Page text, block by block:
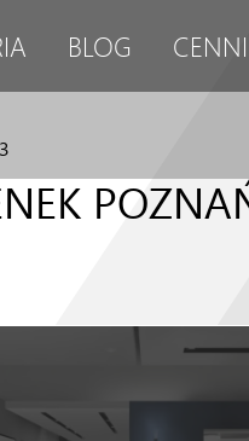
BLOG